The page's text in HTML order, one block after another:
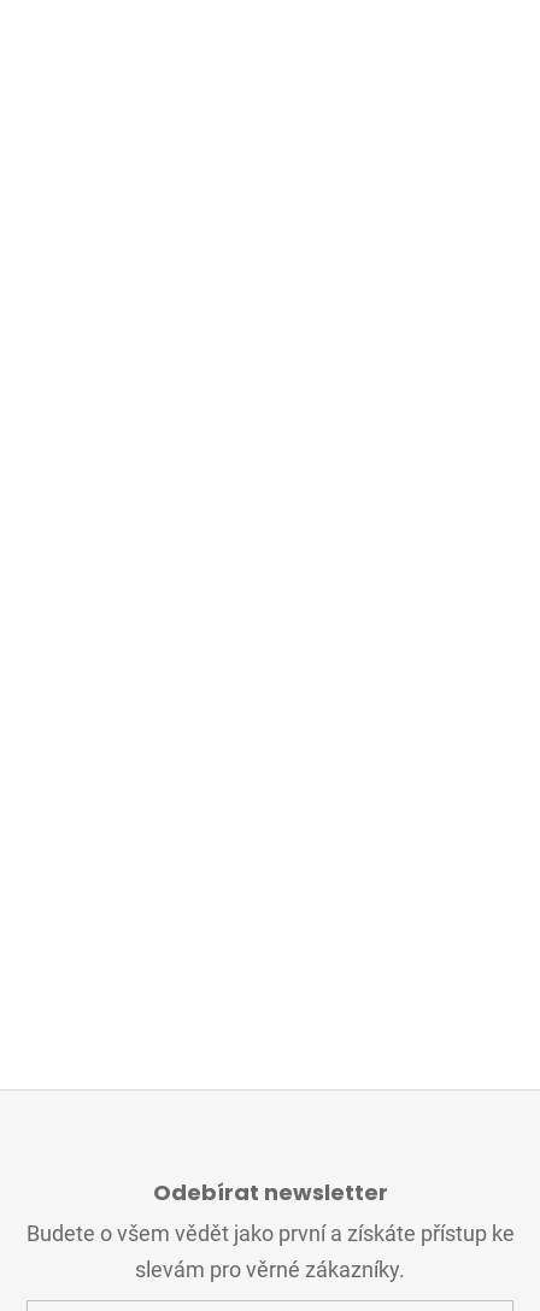
Odebírat newsletter
Budete o všem vědět jako první a získáte přístup ke
slevám pro věrné zákazníky.